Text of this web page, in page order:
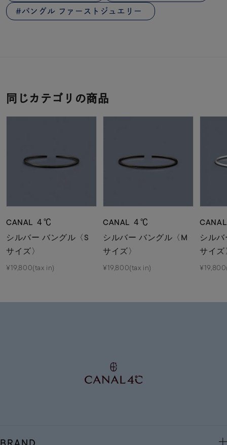
バングル ファーストジュエリー
同じカテゴリの商品
CANAL ４℃
シルバー バングル〈S
サイズ〉
¥19,800(tax in)
CANAL ４℃
シルバー バングル〈M
サイズ〉
¥19,800(tax in)
シル
サイズ